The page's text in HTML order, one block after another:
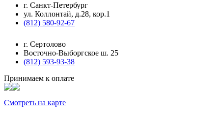
г. Санкт-Петербург
ул. Коллонтай, д.28, кор.1
(812) 580-92-67
г. Сертолово
Восточно-Выборгское ш. 25
(812) 593-93-38
Принимаем к оплате
Смотреть на карте